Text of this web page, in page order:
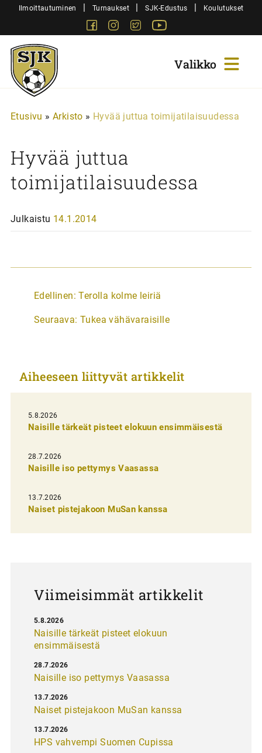
SiirryIlmoittautuminen | Turnaukset | SJK-Edustus | Koulutukset
FacebookInstagram
Twitter
Sjk-
Juniorit
Etusivu » Arkisto » Hyvää juttua toimijatilaisuudessa
Hyvää juttua
toimijatilaisuudessa
Julkaistu 14.1.2014
A
t
k
e
l
i
e
n
e
Edellinen: Terolla kolme leiriä
Seuraava: Tukea vähävaraisille
Aiheeseen liittyvät artikkelit
5.8.2026
Naisille tärkeät pisteet elokuun ensimmäisestä
28.7.2026
Naisille iso pettymys Vaasassa
13.7.2026
Naiset pistejakoon MuSan kanssa
Viimeisimmät artikkelit
Naisille tärkeät pisteet elokuun
ensimmäisestä
5.8.2026
Naisille iso pettymys Vaasassa
28.7.2026
Naiset pistejakoon MuSan kanssa
13.7.2026
HPS vahvempi Suomen Cupissa
13.7.2026